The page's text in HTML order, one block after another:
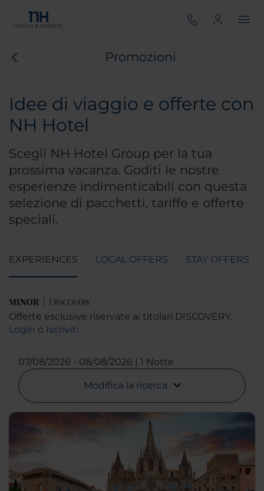
Promozioni
Idee di viaggio e offerte con
NH Hotel
Scegli NH Hotel Group per la tua
prossima vacanza. Goditi le nostre
esperienze indimenticabili con questa
selezione di pacchetti, tariffe e offerte
speciali.
EXPERIENCES LOCAL OFFERS STAY OFFERS
Offerte esclusive riservate ai titolari DISCOVERY.
Login o Iscriviti
07/08/2026 08/08/2026 1 Notte
Modifica la ricerca